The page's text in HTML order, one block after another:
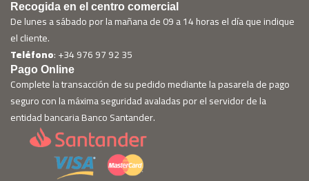
Recogida en el centro comercial
De lunes a sábado por la mañana de 09 a 14 horas el día que indique
el cliente.
Teléfono: +34 976 97 92 35
Pago Online
Complete la transacción de su pedido mediante la pasarela de pago
seguro con la máxima seguridad avaladas por el servidor de la
entidad bancaria Banco Santander.